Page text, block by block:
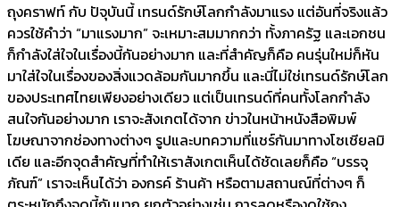
ถุงคราฟท์ กับ ปัจุบันนี้ เทรนด์รักษ์โลกกำลังมาแรง แต่อันที่จริงแล้ว
ควรใช้คำว่า “มาแรงมาก” จะเหมาะสมมากกว่า ทั้งภาครัฐ และเอกชน
ก็กำลังใส่ใจในเรื่องนี้กันอย่างมาก และที่สำคัญก็คือ คนรุ่นใหม่ก็หัน
มาใส่ใจในเรื่องของสิ่งแวดล้อมกันมากขึ้น และนี่ไม่ใช่เทรนด์รักษ์โลก
ของประเทศไทยเพียงอย่างเดียว แต่เป็นเทรนด์ที่คนทั้งโลกกำลัง
สนใจกันอย่างมาก เราจะสังเกตได้จาก ข่าวในหน้าหนังสือพิมพ์
โฆษณาจากช่องทางต่างๆ รูปและบทความที่แชร์กันมาทางโซเชียลมิ
เดีย และอีกจุดสำคัญที่ทำให้เราสังเกตเห็นได้ชัดเลยก็คือ “บรรจุ
ภัณฑ์” เราจะเห็นได้ว่า องกรค์ ร้านค้า หรือตามสถานณ์ที่ต่างๆ ก็